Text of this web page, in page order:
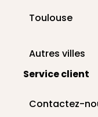
Toulouse
Autres villes
Service client
Contactez-